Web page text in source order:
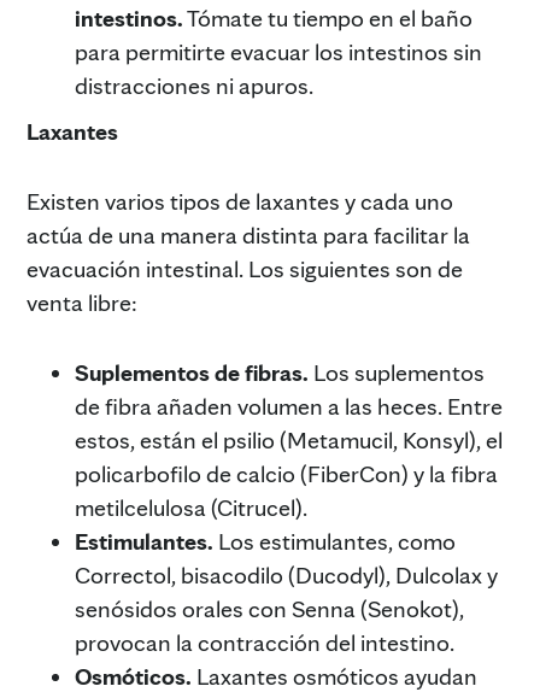
intestinos.Tómate tu tiempo en el baño
para permitirte evacuar los intestinos sin
distracciones ni apuros.
Laxantes
Existen varios tipos de laxantes y cada uno
actúa de una manera distinta para facilitar la
evacuación intestinal. Los siguientes son de
venta libre:
Suplementos de fibras. Los suplementos
de fibra añaden volumen a las heces. Entre
estos, están el psilio (Metamucil, Konsyl), el
policarbofilo de calcio (FiberCon) y la fibra
metilcelulosa (Citrucel).
Estimulantes. Los estimulantes, como
Correctol, bisacodilo (Ducodyl), Dulcolax y
senósidos orales con Senna (Senokot),
provocan la contracción del intestino.
Osmóticos. Laxantes osmóticos ayudan